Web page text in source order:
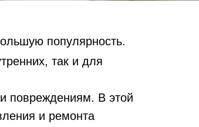
популярность.
так и для
повреждениям. В этой
и ремонта